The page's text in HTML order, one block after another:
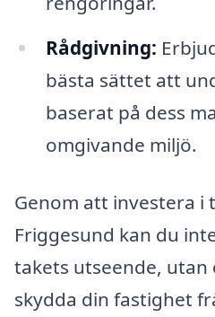
Rådgivning:
bästa sättet att
baserat på dess
omgivande miljö.
Genom att investera i
Friggesund kan du
takets utseende, utan
skydda din fastighet